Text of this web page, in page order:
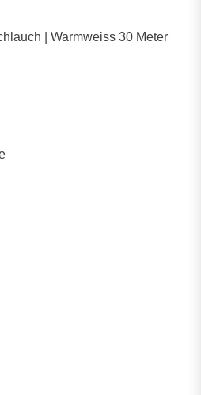
| Warmweiss 30 Meter